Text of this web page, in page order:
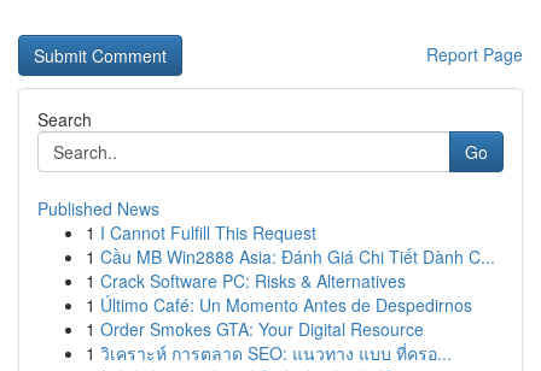
Report Page
Search
Go
Published News
1 I Cannot Fulfill This Request
1 Cầu MB Win2888 Asia: Đánh Giá Chi Tiết Dành C...
1 Crack Software PC: Risks & Alternatives
1 Último Café: Un Momento Antes de Despedirnos
1 Order Smokes GTA: Your Digital Resource
1 วิเคราะห์ การตลาด SEO: แนวทาง แบบ ที่ครอ...